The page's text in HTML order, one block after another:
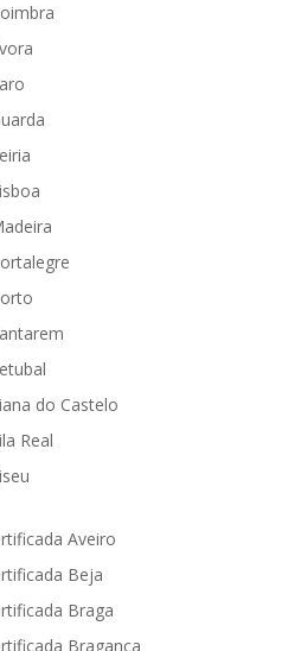
do Castelo
Real
Aveiro
Beja
Braga
Bragança